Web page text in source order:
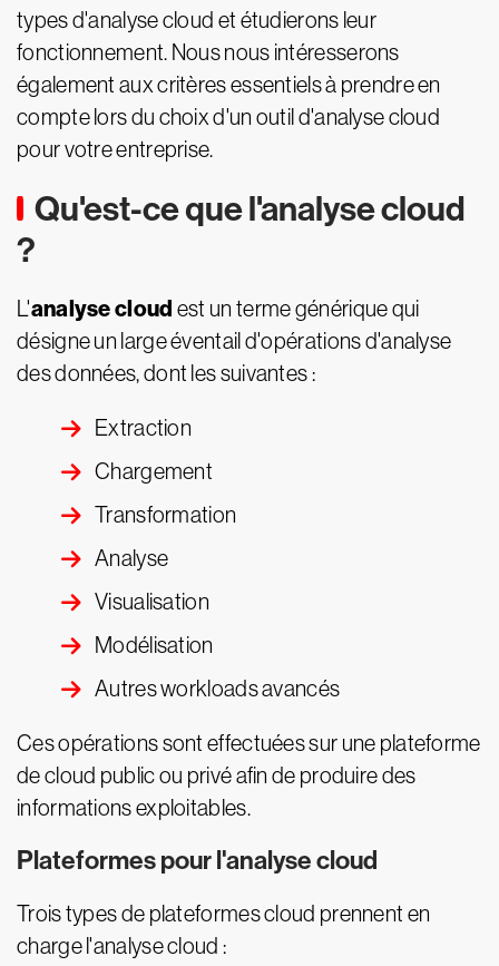
types d'analyse cloud et étudierons leur
fonctionnement. Nous nous intéresserons
également aux critères essentiels à prendre en
compte lors du choix d'un outil d'analyse cloud
pour votre entreprise.
Qu'est-ce que l'analyse cloud
?
L'analyse cloud est un terme générique qui
désigne un large éventail d'opérations d'analyse
des données, dont les suivantes :
Extraction
Chargement
Transformation
Analyse
Visualisation
Modélisation
Autres workloads avancés
Ces opérations sont effectuées sur une plateforme
de cloud public ou privé afin de produire des
informations exploitables.
Plateformes pour l'analyse cloud
Trois types de plateformes cloud prennent en
charge l'analyse cloud :